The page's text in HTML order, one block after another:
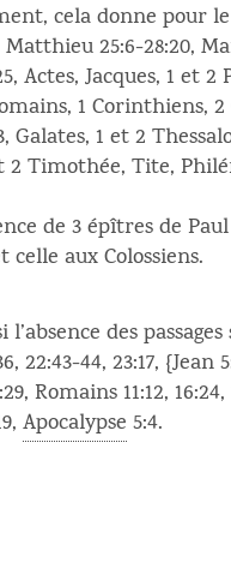
cela donne pour
25:6-28:20,
Actes, Jacques, 1 et 2
1 Corinthiens,
Galates, 1 et 2
2 Timothée, Tite,
de 3 épîtres de
aux Colossiens.
des
22:43-44, 23:17, {Jean
Romains 11:12,
Apocalypse 5:4.